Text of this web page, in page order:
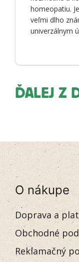
homeopatiu.
veľmi dlho
univerzálnym
ĎALEJ Z
O nákupe
Doprava a
Obchodné
Reklamačný